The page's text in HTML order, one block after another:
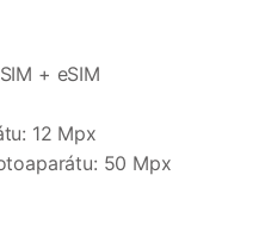
+ eSIM
12 Mpx
50 Mpx